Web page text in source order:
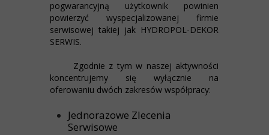
pogwarancyjną użytkownik powinien
powierzyć wyspecjalizowanej firmie
serwisowej takiej jak HYDROPOL-DEKOR
SERWIS.
Zgodnie z tym w naszej aktywności
koncentrujemy się wyłącznie na
oferowaniu dwóch zakresów współpracy:
Jednorazowe Zlecenia
Serwisowe